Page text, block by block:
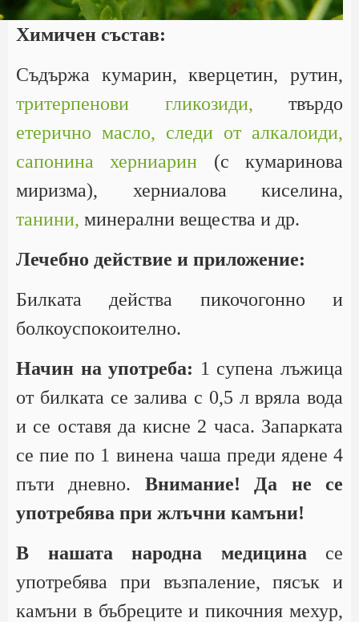
Химичен състав:
Съдържа кумарин, кверцетин, рутин,
тритерпенови гликозиди, твърдо
етерично масло,
следи от алкалоиди,
сапонина херниарин (с кумаринова
миризма), херниалова киселина,
танини, минерални вещества и др.
Лечебно действие и приложение:
Билката действа пикочогонно и
болкоуспокоително.
Начин на употреба: 1 супена лъжица
от билката се залива с 0,5 л вряла вода
и се оставя да кисне 2 часа. Запарката
се пие по 1 винена чаша преди ядене 4
пъти дневно. Внимание! Да не се
употребява при жлъчни камъни!
В нашата народна медицина се
употребява при възпаление, пясък и
камъни в бъбреците и пикочния мехур,